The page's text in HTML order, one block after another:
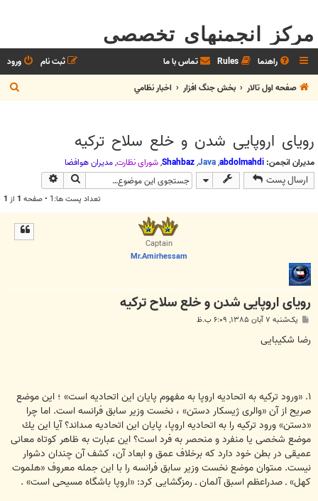
مرکز انجمنهای تخصصی
راهنما Rules تماس با ما ورود
ثبت نام
صفحه اول تالار
بخش جنگ افزار اخبار نظامي
س
رویای اروپایی شدن و خلع سلاح ترکیه
مدیران انجمن: abdolmahdi
,
Java
,
Shahbaz
,شوراي نظارت,مديران هوافضا
ارسال پست جستجو
تعداد پست ها:1 • صفحه 1 از 1
Captain
Mr.Amirhessam
رویای اروپایی شدن و خلع سلاح ترکیه
ت
یک‌شنبه ۷ آبان ۱۳۸۵, ۶:۰۹ ب.ظ
رضا شكیبایی
۱. «ورود تركیه به اتحادیه اروپا به مفهوم پایان این اتحادیه است» ؛ این موضع
صریح از آن «والرى ژیسكار دستن» ، نخست وزیر سابق فرانسه است. اما چرا
«دستن» ورود تركیه را به اتحادیه اروپا، پایان این اتحادیه مى‏داند؟ آیا این یك
موضع شخصى یا منفرد و منحصر به فرد است؟ این عبارت به ظاهر كوتاه معانى
عمیقى در بطن خود دارد كه برخلاف عمق و ابعاد آن، كشف آن چندان دشوار
نیست. مى‏توان موضع نخست وزیر سابق فرانسه را با این جمله معروف «هلموت
كهل» ـ صدراعظم اسبق آلمان ـ رمزگشایى كرد: «اروپا باشگاه مسیحى است» .